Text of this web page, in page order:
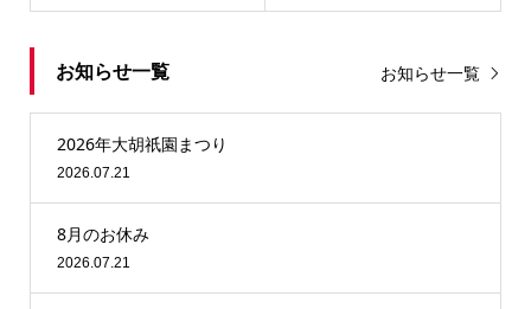
お知らせ一覧 お知らせ一覧
2026年大胡祇園まつり
2026.07.21
8月のお休み
2026.07.21